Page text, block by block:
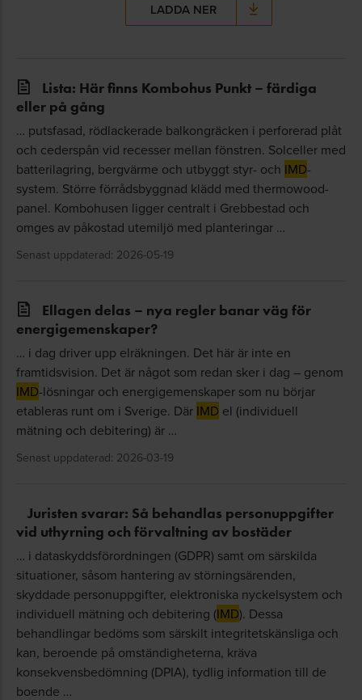
LADDA NER
Lista: Här finns Kombohus Punkt – färdiga
eller på gång
… putsfasad, rödlackerade balkongräcken i perforerad plåt
och cederspån vid recesser mellan fönstren. Solceller med
batterilagring, bergvärme och utbyggt styr- och IMD-
system. Större förrådsbyggnad klädd med thermowood-
panel. Kombohusen ligger centralt i Grebbestad och
omges av påkostad utemiljö med planteringar …
Senast uppdaterad: 2026-05-19
Ellagen delas – nya regler banar väg för
energigemenskaper?
… i dag driver upp elräkningen. Det här är inte en
framtidsvision. Det är något som redan sker i dag – genom
IMD-lösningar och energigemenskaper som nu börjar
etableras runt om i Sverige. Där IMD el (individuell
mätning och debitering) är …
Senast uppdaterad: 2026-03-19
Juristen svarar: Så behandlas personuppgifter
vid uthyrning och förvaltning av bostäder
… i dataskyddsförordningen (GDPR) samt om särskilda
situationer, såsom hantering av störningsärenden,
skyddade personuppgifter, elektroniska nyckelsystem och
individuell mätning och debitering (IMD). Dessa
behandlingar bedöms som särskilt integritetskänsliga och
kan, beroende på omständigheterna, kräva
konsekvensbedömning (DPIA), tydlig information till de
boende …